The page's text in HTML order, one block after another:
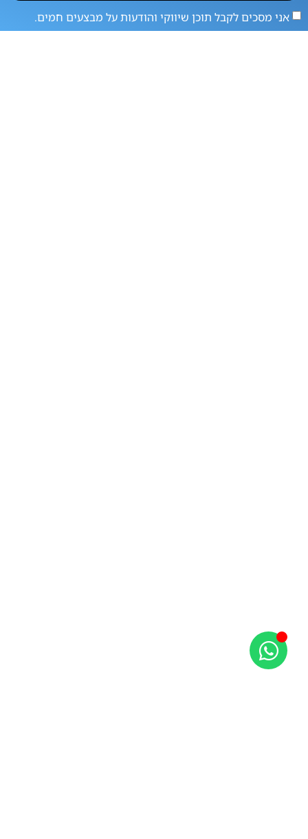
אני מסכים לקבל תוכן שיווקי והודעות על מבצעים חמים.